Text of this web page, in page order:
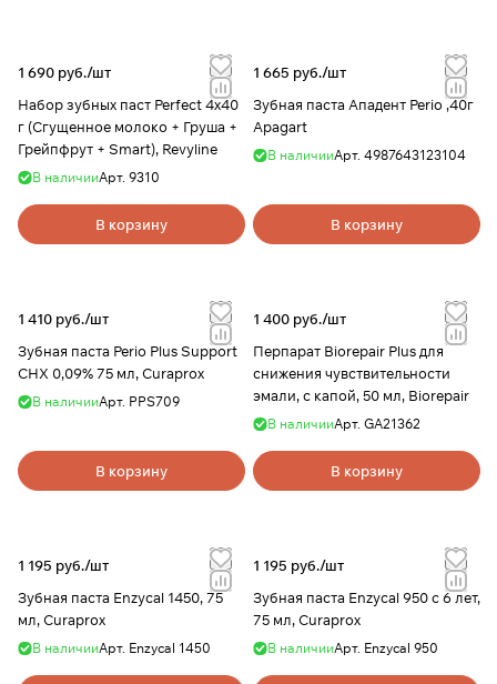
1 690 руб./шт
Набор зубных паст Perfect 4х40
г (Сгущенное молоко + Груша +
Грейпфрут + Smart), Revyline
В наличииАрт. 9310
В корзину
1 665 руб./шт
Зубная паста Ападент Perio ,40г
Apagart
В наличииАрт. 4987643123104
В корзину
1 410 руб./шт
Зубная паста Perio Plus Support
CHX 0,09% 75 мл, Curaprox
В наличииАрт. PPS709
В корзину
1 400 руб./шт
Перпарат Biorepair Plus для
снижения чувствительности
эмали, с капой, 50 мл, Biorepair
В наличииАрт. GA21362
В корзину
1 195 руб./шт
Зубная паста Enzycal 1450, 75
мл, Curaprox
В наличииАрт. Enzycal 1450
1 195 руб./шт
Зубная паста Enzycal 950 с 6 лет,
75 мл, Curaprox
В наличииАрт. Enzycal 950